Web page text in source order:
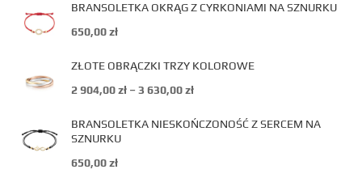
BRANSOLETKA OKRĄG Z CYRKONIAMI NA SZNURKU
650,00zł
ZŁOTE OBRĄCZKI TRZY KOLOROWE
2 904,00zł – 3 630,00zł
BRANSOLETKA NIESKOŃCZONOŚĆ Z SERCEM NA
SZNURKU
650,00zł